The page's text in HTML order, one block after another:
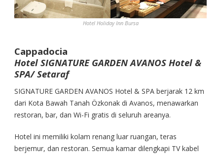
Hotel Holiday Inn Bursa
Cappadocia
Hotel SIGNATURE GARDEN AVANOS Hotel &
SPA/ Setaraf
SIGNATURE GARDEN AVANOS Hotel & SPA berjarak 12 km
dari Kota Bawah Tanah Özkonak di Avanos, menawarkan
restoran, bar, dan Wi-Fi gratis di seluruh areanya.
Hotel ini memiliki kolam renang luar ruangan, teras
berjemur, dan restoran. Semua kamar dilengkapi TV kabel